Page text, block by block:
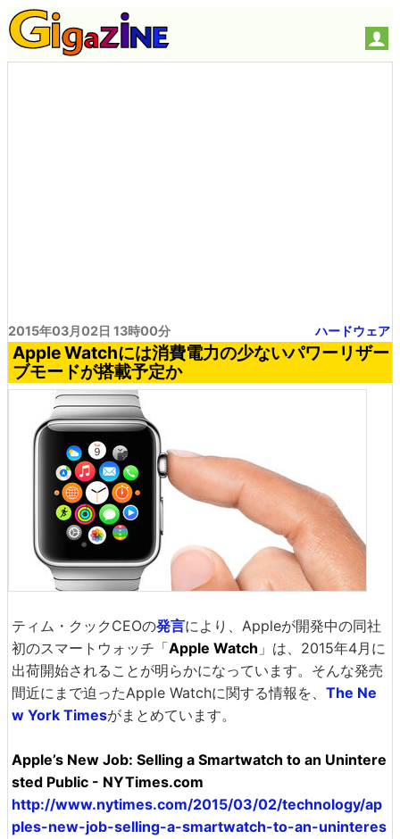
2015年03月02日 13時00分 ハードウェア
Apple Watchには消費電力の少ないパワーリザー
ブモードが搭載予定か
ティム・クックCEOの発言により、Appleが開発中の同社
初のスマートウォッチ「Apple Watch 」は、2015年4月に
出荷開始されることが明らかになっています。そんな発売
間近にまで迫ったApple Watchに関する情報を、 The Ne
w York Timesがまとめています。
Apple’s New Job: Selling a Smartwatch to an Unintere
sted Public - NYTimes.com
http://www.nytimes.com/2015/03/02/technology/ap
ples-new-job-selling-a-smartwatch-to-an-uninteres